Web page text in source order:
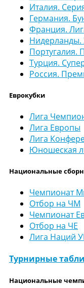
Италия.
Германия.
Франция.
Нидерланды.
Португалия.
Турция.
Россия.
Еврокубки
Лига
Лига Европы
Лига
Юношеская
Национальные
Чемпионат
Отбор на ЧМ
Чемпионат
Отбор на ЧЕ
Лига Наций
Турнирные
Национальные